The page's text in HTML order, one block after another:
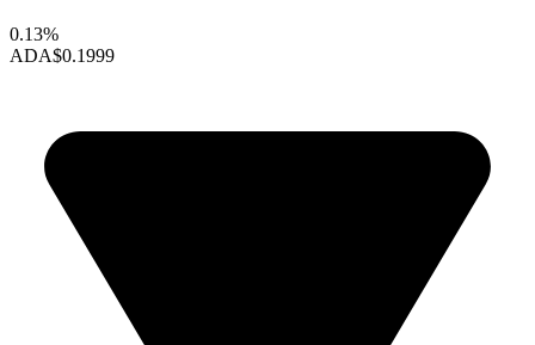
0.13%
ADA$0.1999